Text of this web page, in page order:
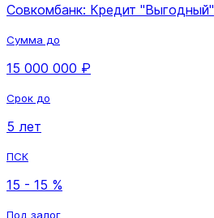
Совкомбанк: Кредит "Выгодный"
Сумма до
15 000 000 ₽
Срок до
5 лет
ПСК
15 - 15 %
Под залог